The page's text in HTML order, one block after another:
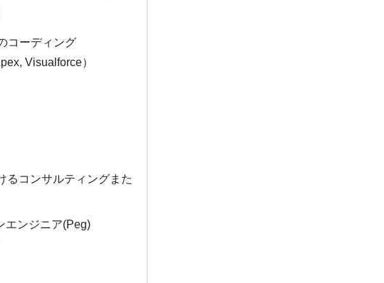
コーディング
Visualforce）
るコンサルティングまた
エンジニア(Peg)